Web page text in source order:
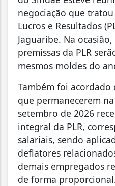
negociação que
Lucros e Resultados
Jaguaribe. Na
premissas da PLR
mesmos moldes do
Também foi
que permanecerem
setembro de 2026
integral da PLR,
salariais, sendo
deflatores
demais empregados
de forma